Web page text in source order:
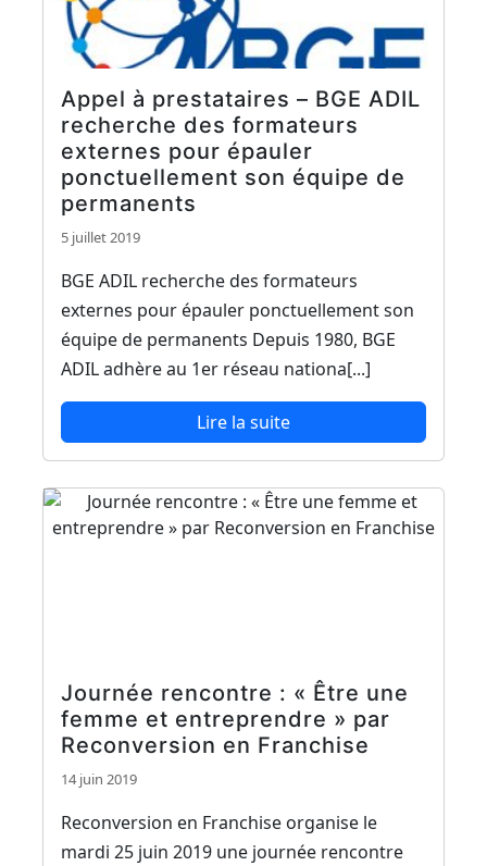
Appel à prestataires – BGE ADIL
recherche des formateurs
externes pour épauler
ponctuellement son équipe de
permanents
5 juillet 2019
BGE ADIL recherche des formateurs
externes pour épauler ponctuellement son
équipe de permanents Depuis 1980, BGE
ADIL adhère au 1er réseau nationa[...]
Lire la suite
Journée rencontre : « Être une
femme et entreprendre » par
Reconversion en Franchise
14 juin 2019
Reconversion en Franchise organise le
mardi 25 juin 2019 une journée rencontre